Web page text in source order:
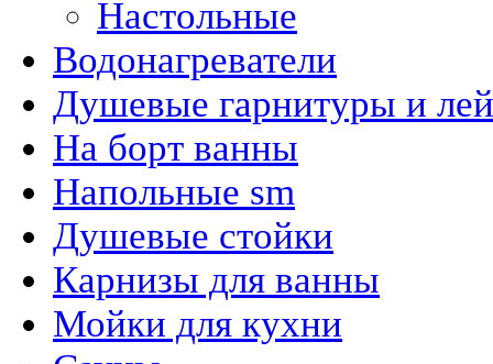
Настольные
Водонагреватели
Душевые гарнитуры и
На борт ванны
Напольные sm
Душевые стойки
Карнизы для ванны
Мойки для кухни